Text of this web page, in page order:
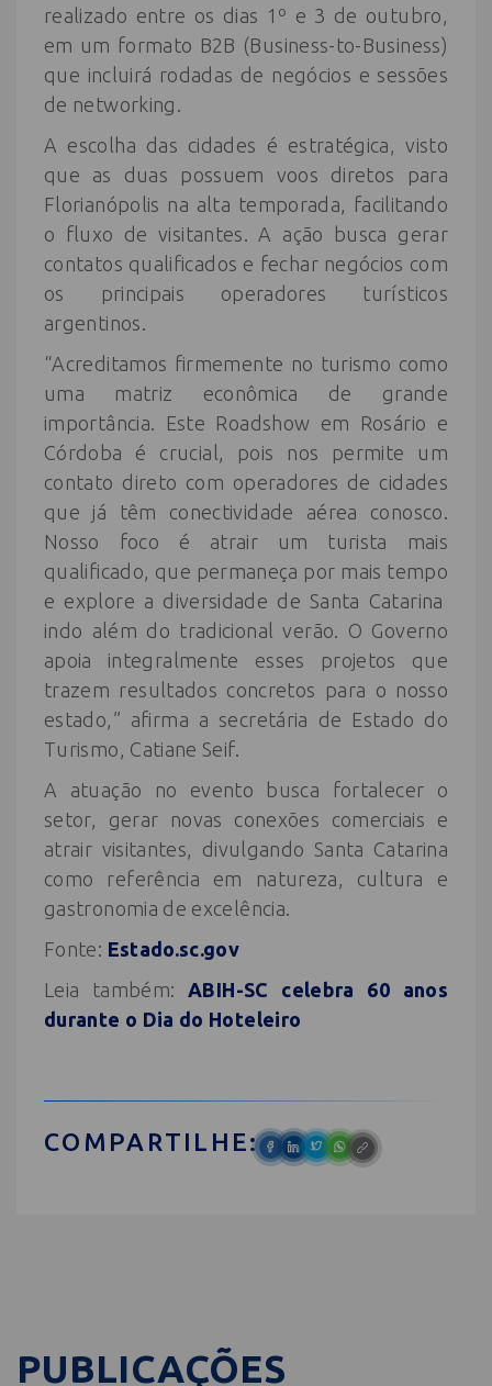
realizado entre os dias 1º e 3 de outubro,
em um formato B2B (Business-to-Business)
que incluirá rodadas de negócios e sessões
de networking.
A escolha das cidades é estratégica, visto
que as duas possuem voos diretos para
Florianópolis na alta temporada, facilitando
o fluxo de visitantes. A ação busca gerar
contatos qualificados e fechar negócios com
os principais operadores turísticos
argentinos.
“Acreditamos firmemente no turismo como
uma matriz econômica de grande
importância. Este Roadshow em Rosário e
Córdoba é crucial, pois nos permite um
contato direto com operadores de cidades
que já têm conectividade aérea conosco.
Nosso foco é atrair um turista mais
qualificado, que permaneça por mais tempo
e explore a diversidade de Santa Catarina
indo além do tradicional verão. O Governo
apoia integralmente esses projetos que
trazem resultados concretos para o nosso
estado,” afirma a secretária de Estado do
Turismo, Catiane Seif.
A atuação no evento busca fortalecer o
setor, gerar novas conexões comerciais e
atrair visitantes, divulgando Santa Catarina
como referência em natureza, cultura e
gastronomia de excelência.
Fonte: Estado.sc.gov
Leia também: ABIH-SC celebra 60 anos
durante o Dia do Hoteleiro
COMPARTILHE:
PUBLICAÇÕES